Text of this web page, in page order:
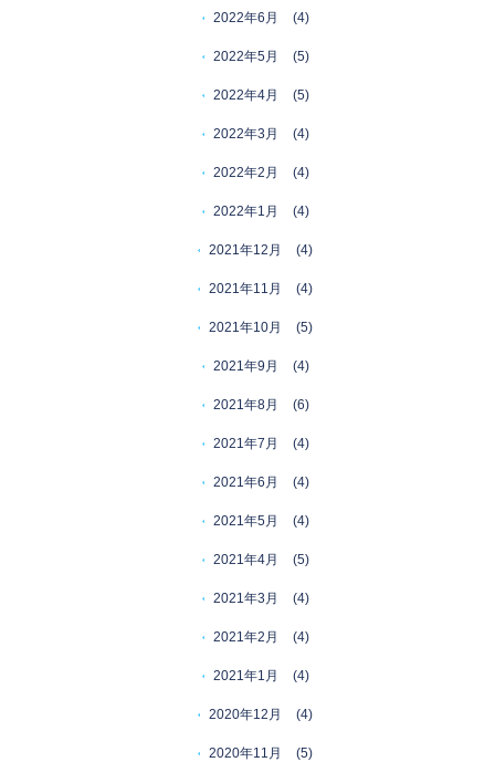
2022年6月 (4)
2022年5月 (5)
2022年4月 (5)
2022年3月 (4)
2022年2月 (4)
2022年1月 (4)
2021年12月 (4)
2021年11月 (4)
2021年10月 (5)
2021年9月 (4)
2021年8月 (6)
2021年7月 (4)
2021年6月 (4)
2021年5月 (4)
2021年4月 (5)
2021年3月 (4)
2021年2月 (4)
2021年1月 (4)
2020年12月 (4)
2020年11月 (5)